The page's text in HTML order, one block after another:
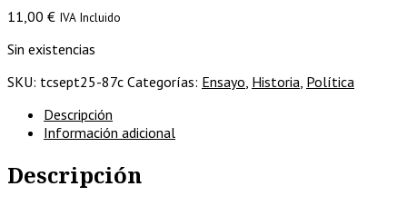
11,00 € IVA Incluido
Sin existencias
SKU: tcsept25-87c Categorías: Ensayo Historia Política
Descripción
Información adicional
Descripción